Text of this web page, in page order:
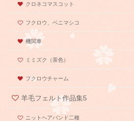
クロネコマスコット
フクロウ、ベニマシコ
機関車
ミミズク（茶色）
フクロウチャーム
羊毛フェルト作品集5
ニットヘアバンド二種